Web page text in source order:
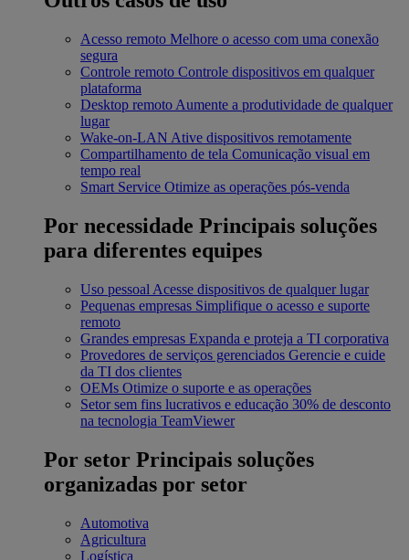
Acesso remoto Melhore o acesso com uma conexão
segura
Controle remoto Controle dispositivos em qualquer
plataforma
Desktop remoto Aumente a produtividade de qualquer
lugar
Wake-on-LAN Ative dispositivos remotamente
Compartilhamento de tela Comunicação visual em
tempo real
Smart Service Otimize as operações pós-venda
Por necessidade Principais soluções
para diferentes equipes
Uso pessoal Acesse dispositivos de qualquer lugar
Pequenas empresas Simplifique o acesso e suporte
remoto
Grandes empresas Expanda e proteja a TI corporativa
Provedores de serviços gerenciados Gerencie e cuide
da TI dos clientes
OEMs Otimize o suporte e as operações
Setor sem fins lucrativos e educação 30% de desconto
na tecnologia TeamViewer
Por setor Principais soluções
organizadas por setor
Automotiva
Agricultura
Logística